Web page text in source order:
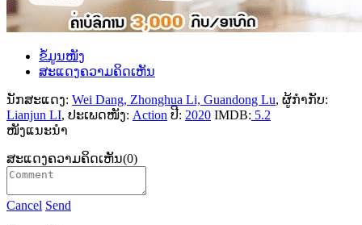
ຂໍ້ມູນໜັງ
ສະແດງຄວາມຄິດເຫັນ
ນັກສະແດງ: Wei Dang, Zhonghua Li, Guandong Lu, ຜູ້ກໍາກັບ:
Lianjun LI, ປະເພດໜັງ: Action ປີ: 2020 IMDB: 5.2
ໜັງແນະນໍາ
ສະແດງຄວາມຄິດເຫັນ(0)
Cancel Send